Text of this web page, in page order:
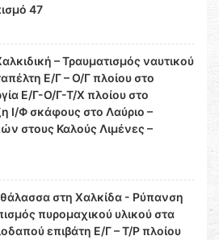
47
– Τραυματισμός ναυτικού
Ε/Γ – Ο/Γ πλοίου στο
Ε/Γ-Ο/Γ-Τ/Χ πλοίου στο
Ι/Φ σκάφους στο Λαύριο –
στους Καλούς Λιμένες –
στη Χαλκίδα - Ρύπανση
πυρομαχικού υλικού στα
επιβάτη Ε/Γ – Τ/Ρ πλοίου